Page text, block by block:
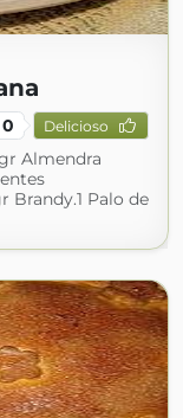
0 Delicioso
Almendra
Brandy.1 Palo de